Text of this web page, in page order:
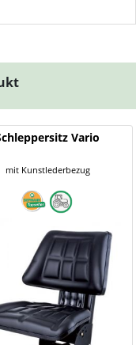
Vario
mit Kunstlederbezug